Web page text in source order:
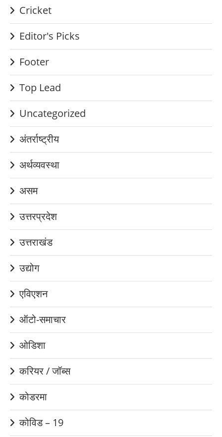
Cricket
Editor's Picks
Footer
Top Lead
Uncategorized
अंतर्राष्ट्रीय
अर्थव्यवस्था
असम
उत्तरप्रदेश
उत्तराखंड
उद्योग
एविएशन
ऑटो-समाचार
ओडिशा
करियर / जॉब्स
कोडरमा
कोविड – 19